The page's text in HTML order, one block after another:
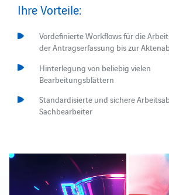
Ihre Vorteile:
Vordefinierte Workflows für die
der Antragserfassung bis zur
Hinterlegung von beliebig vielen
Bearbeitungsblättern
Standardisierte und sichere
Sachbearbeiter